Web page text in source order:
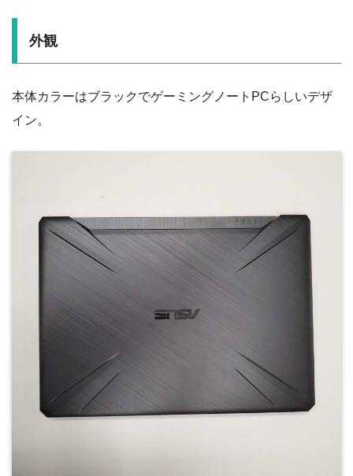
外観
本体カラーはブラックでゲーミングノートPCらしいデザ
イン。